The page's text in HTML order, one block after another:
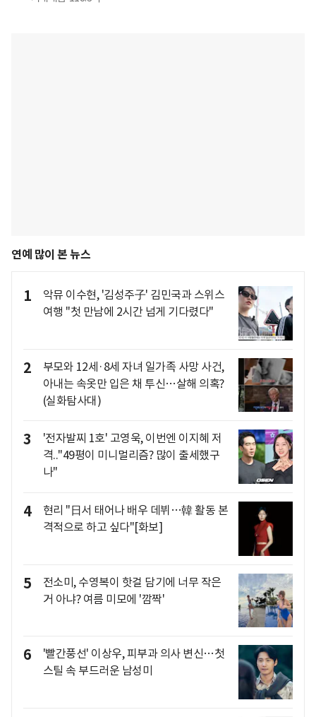
연예 많이 본 뉴스
1
악뮤 이수현, '김성주子' 김민국과 스위스
여행 "첫 만남에 2시간 넘게 기다렸다"
2
부모와 12세·8세 자녀 일가족 사망 사건,
아내는 속옷만 입은 채 투신…살해 의혹?
(실화탐사대)
3
'전자발찌 1호' 고영욱, 이번엔 이지혜 저
격.."49평이 미니멀리즘? 많이 출세했구
나"
4
현리 "日서 태어나 배우 데뷔…韓 활동 본
격적으로 하고 싶다"[화보]
5
전소미, 수영복이 핫걸 담기에 너무 작은
거 아냐? 여름 미모에 '깜짝'
6
'빨간풍선' 이상우, 피부과 의사 변신…첫
스틸 속 부드러운 남성미